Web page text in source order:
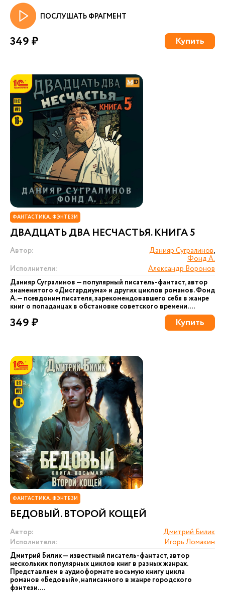
ПОСЛУШАТЬ ФРАГМЕНТ
349 ₽ Купить
ФАНТАСТИКА. ФЭНТЕЗИ
ДВАДЦАТЬ ДВА НЕСЧАСТЬЯ. КНИГА 5
Автор: Данияр Сугралинов,
Фонд А.
Исполнители:
Александр Воронов
Данияр Сугралинов — популярный писатель-фантаст, автор
знаменитого «Дисгардиума» и других циклов романов. Фонд
А. — псевдоним писателя, зарекомендовавшего себя в жанре
книг о попаданцах в обстановке советского времени....
349 ₽ Купить
ФАНТАСТИКА. ФЭНТЕЗИ
БЕДОВЫЙ. ВТОРОЙ КОЩЕЙ
Автор:
Дмитрий Билик
Исполнители:
Игорь Ломакин
Дмитрий Билик — известный писатель-фантаст, автор
нескольких популярных циклов книг в разных жанрах.
Представляем в аудиоформате восьмую книгу цикла
романов «Бедовый», написанного в жанре городского
фэнтези. ...